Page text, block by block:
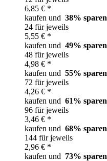
6,85 € *
kaufen und 38% sparen
24 für jeweils
5,55 € *
kaufen und 49% sparen
48 für jeweils
4,98 € *
kaufen und 55% sparen
72 für jeweils
4,26 € *
kaufen und 61% sparen
96 für jeweils
3,46 € *
kaufen und 68% sparen
144 für jeweils
2,96 € *
kaufen und 73% sparen